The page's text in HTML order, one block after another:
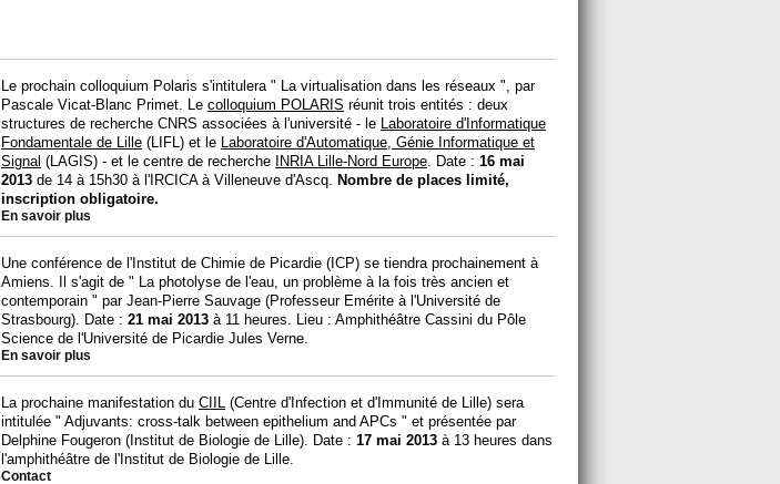
Le prochain colloquium Polaris s'intitulera " La virtualisation dans les réseaux ", par
Pascale Vicat-Blanc Primet. Le colloquium POLARIS réunit trois entités : deux
structures de recherche CNRS associées à l'université - le
Laboratoire d'Informatique
Fondamentale de Lille (LIFL) et le
Laboratoire d'Automatique, Génie Informatique et
Signal (LAGIS) - et le centre de recherche INRIA Lille-Nord Europe . Date : 16 mai
2013 de 14 à 15h30 à l'IRCICA à Villeneuve d'Ascq.
Nombre de places limité,
inscription obligatoire.
En savoir plus
Une conférence de l'Institut de Chimie de Picardie (ICP) se tiendra prochainement à
Amiens. Il s'agit de " La photolyse de l'eau, un problème à la fois très ancien et
contemporain " par Jean-Pierre Sauvage (Professeur Emérite à l'Université de
Strasbourg). Date : 21 mai 2013 à 11 heures. Lieu : Amphithéâtre Cassini du Pôle
Science de l'Université de Picardie Jules Verne.
En savoir plus
La prochaine manifestation du CIIL
(Centre d'Infection et d'Immunité de Lille) sera
intitulée " Adjuvants: cross-talk between epithelium and APCs " et présentée par
Delphine Fougeron (Institut de Biologie de Lille). Date : 17 mai 2013 à 13 heures dans
l'amphithéâtre de l'Institut de Biologie de Lille.
Contact